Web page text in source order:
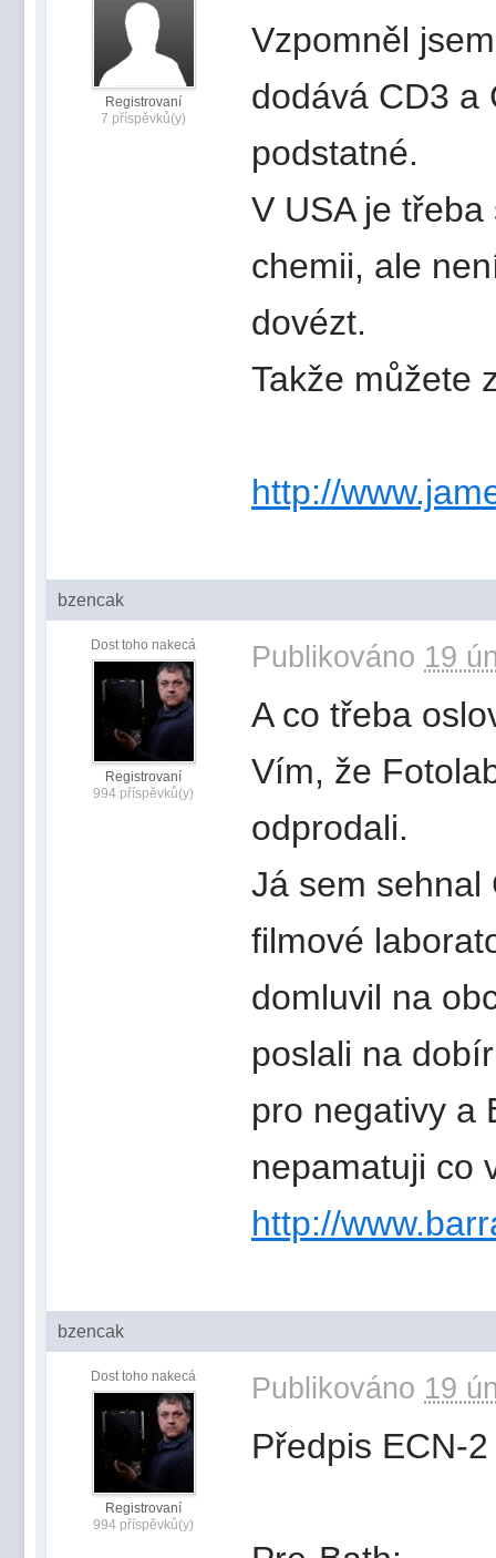
Registrovaní
7 příspěvků(y)
Vzpomněl
dodává CD3 a
podstatné.
V USA je
chemii, ale
dovézt.
Takže můžete
http://
bzencak
Dost toho nakecá
Registrovaní
994 příspěvků(y)
Publikováno 19
A co třeba
Vím, že
odprodali.
Já sem sehnal
filmové
domluvil na
poslali na
pro negativy a
nepamatuji co
http://
bzencak
Dost toho nakecá
Registrovaní
994 příspěvků(y)
Publikováno 19
Předpis ECN-2